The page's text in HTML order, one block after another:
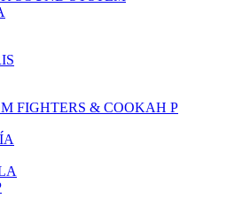
FIGHTERS & COOKAH P